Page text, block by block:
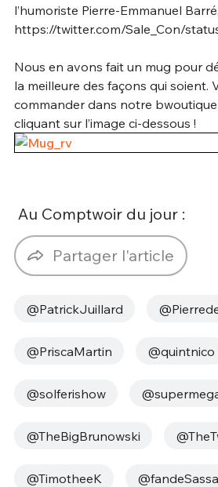
l’humoriste Pierre-Emmanuel
https://twitter.com/Sale_Con/
Nous en avons fait un mug pour
la meilleure des façons qui soient.
commander dans notre
cliquant sur l’image ci-dessous !
Au Comptwoir du jour :
Partager l'article
@PatrickJuillard
@PriscaMartin @quintnico
@solferishow
@TheBigBrunowski
@TimotheeK @fandeSassa